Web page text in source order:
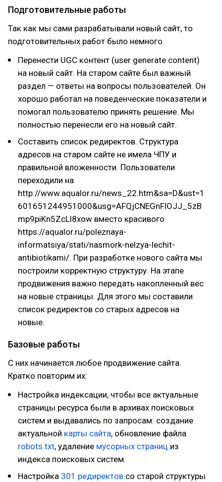
Подготовительные работы
Так как мы сами разрабатывали новый сайт, то
подготовительных работ было немного.
Перенести UGC контент (user generate content)
на новый сайт. На старом сайте был важный
раздел — ответы на вопросы пользователей. Он
хорошо работал на поведенческие показатели и
помогал пользователю принять решение. Мы
полностью перенесли его на новый сайт.
Составить список редиректов. Структура
адресов на старом сайте не имела ЧПУ и
правильной вложенности. Пользователи
переходили на
http://www.aqualor.ru/news_22.htm&sa=D&ust=1
601651244951000&usg=AFQjCNEGnFlOJJ_5zB
mp9piKn5ZcLl8xow вместо красивого
https://aqualor.ru/poleznaya-
informatsiya/stati/nasmork-nelzya-lechit-
antibiotikami/. При разработке нового сайта мы
построили корректную структуру. На этапе
продвижения важно передать накопленный вес
на новые страницы. Для этого мы составили
список редиректов со старых адресов на
новые.
Базовые работы
С них начинается любое продвижение сайта.
Кратко повторим их:
Настройка индексации, чтобы все актуальные
страницы ресурса были в архивах поисковых
систем и выдавались по запросам: создание
актуальной карты сайта, обновление файла
robots.txt, удаление мусорных страниц из
индекса поисковых систем.
Настройка 301 редиректов со старой структуры